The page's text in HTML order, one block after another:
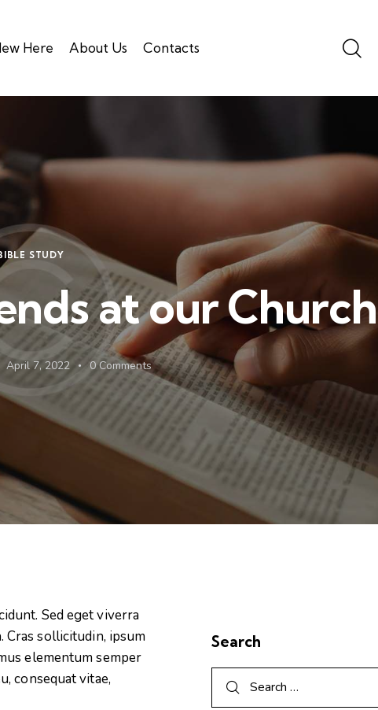
Here About Us Contacts
STUDY
at our Church
April 7, 2022 0 Comments
Sed eget viverra
Cras sollicitudin, ipsum
elementum semper
consequat vitae,
Search